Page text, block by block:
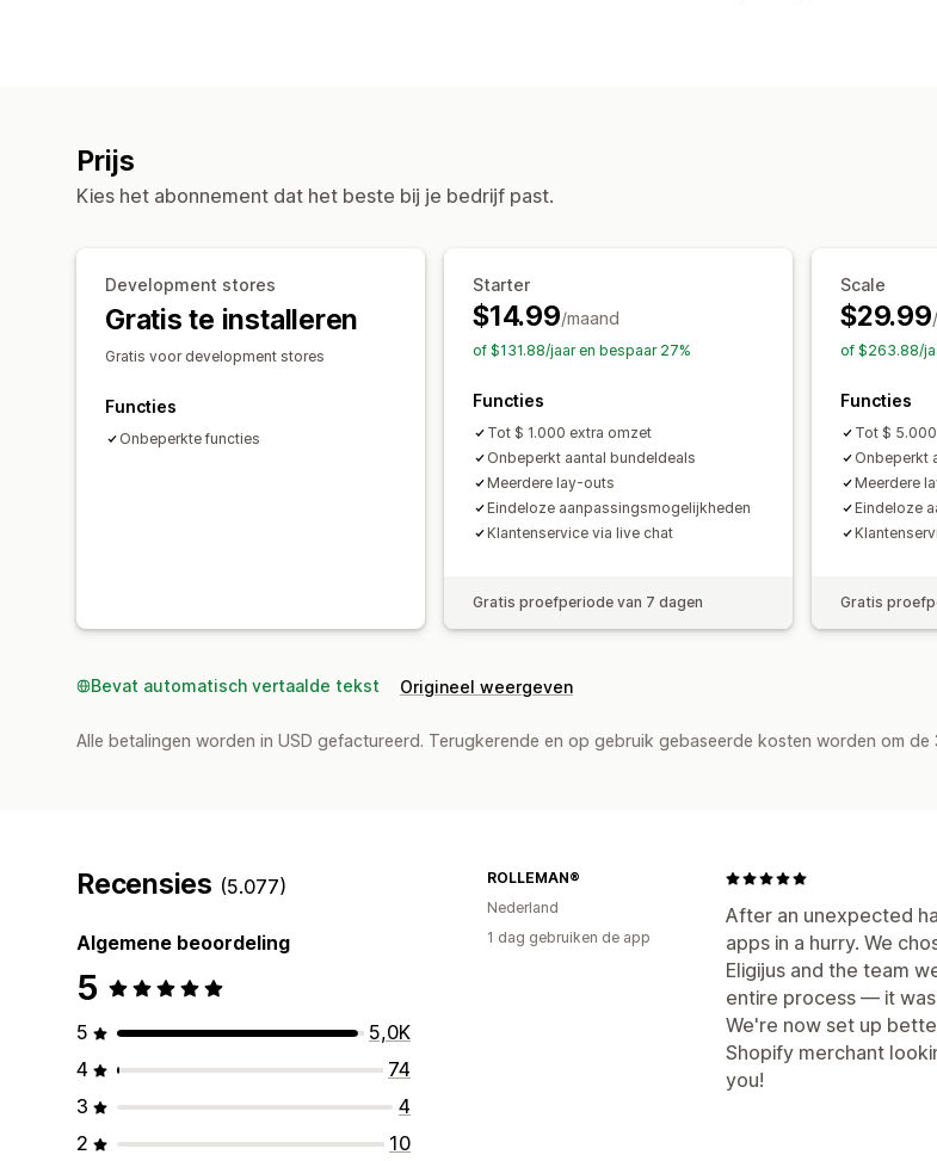
Volumekortingen
Gratis verzending
Gratis verzending
Vaak samen gekocht
Staffelkortingen AI-
Prioriteitsverwerking
Prijs
Kies het abonnement dat het beste bij je bedrijf past.
Development stores
Gratis te installeren
Gratis voor development stores
Functies
Onbeperkte functies
Starter
$14.99/maand
of $131.88/jaar en bespaar 27%
Functies
Tot $ 1.000 extra omzet
Onbeperkt aantal bundeldeals
Meerdere lay-outs
Eindeloze aanpassingsmogelijkheden
Klantenservice via live chat
Gratis proefperiode van 7 dagen
Scale
$29.99
of $263.88/
Functies
Tot $
Onbeperkt
Meerdere
Eindeloze
Gratis
Bevat automatisch vertaalde tekst Origineel weergeven
Alle betalingen worden in USD gefactureerd. Terugkerende en op gebruik gebaseerde kosten worden om
Recensies (5.077)
Algemene beoordeling
5
5
5,0K
4
74
3
4
2
10
After an unexpected
apps in a hurry. We
Eligijus and the team
entire process — it
We're now set up
Shopify merchant
you!
ROLLEMAN®
Nederland
1 dag gebruiken de app